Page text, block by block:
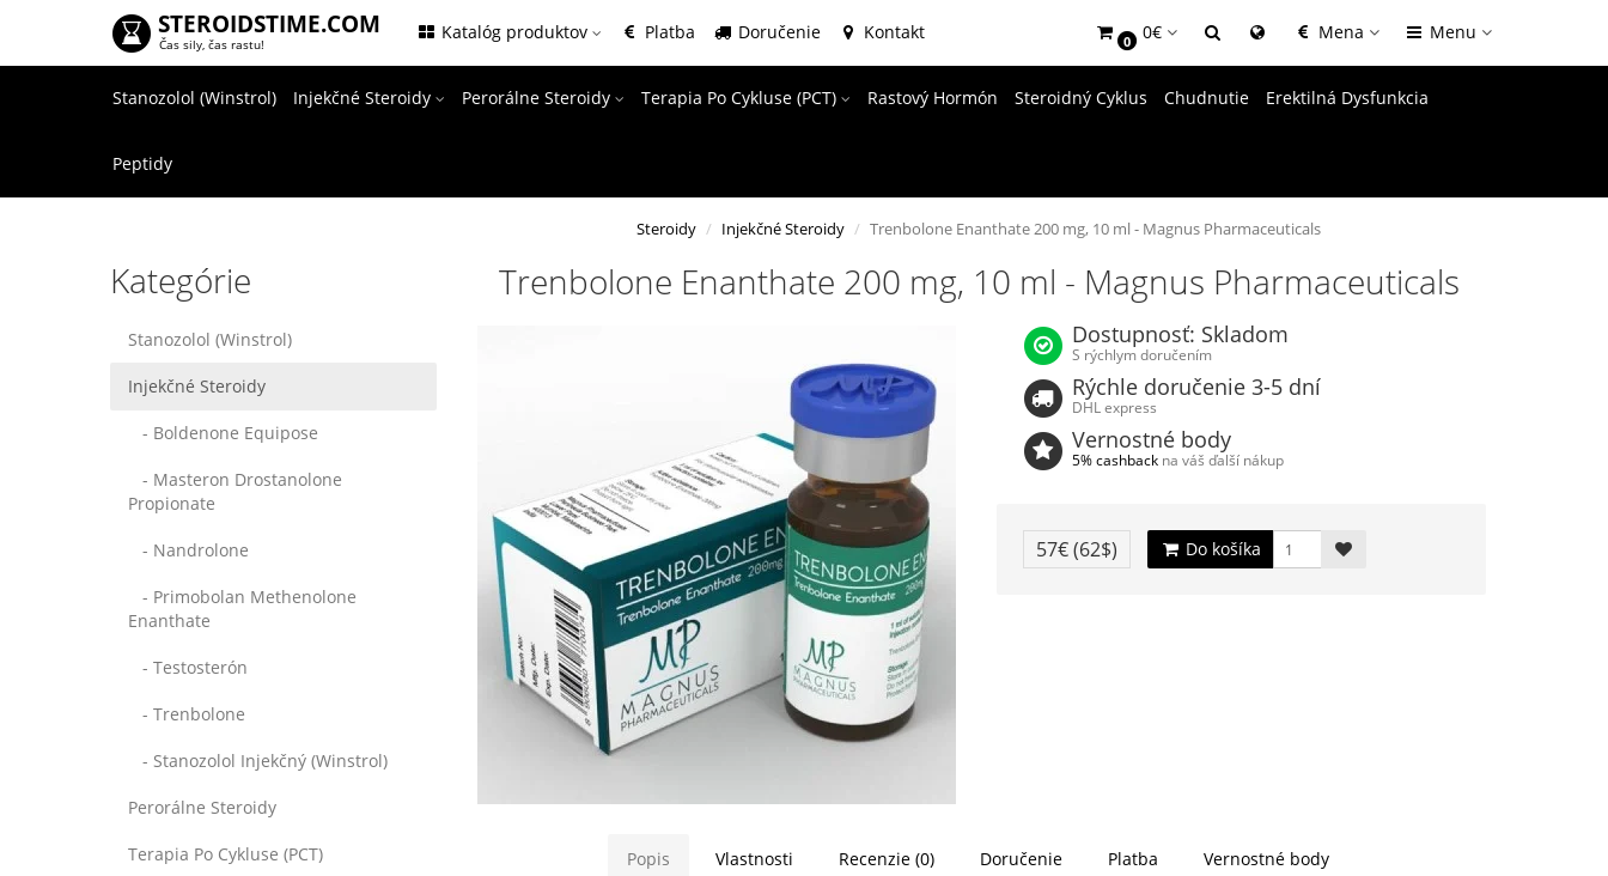
STEROIDSTIME.COM
Čas sily, čas rastu!
Katalóg produktov Platba Doručenie Kontakt 0 0€ Mena Menu
Stanozolol (Winstrol) Injekčné Steroidy Perorálne Steroidy Terapia Po Cykluse (PCT) Rastový Hormón Steroidný Cyklus Chudnutie Erektilná Dysfunkcia
Peptidy
Kategórie
Stanozolol (Winstrol)
Injekčné Steroidy
- Boldenone Equipose
- Masteron Drostanolone
Propionate
- Nandrolone
- Primobolan Methenolone
Enanthate
- Testosterón
- Trenbolone
- Stanozolol Injekčný (Winstrol)
Perorálne Steroidy
Terapia Po Cykluse (PCT)
Steroidy Injekčné Steroidy Trenbolone Enanthate 200 mg, 10 ml - Magnus Pharmaceuticals
Trenbolone Enanthate 200 mg, 10 ml - Magnus Pharmaceuticals
Dostupnosť: Skladom
S rýchlym doručením
Rýchle doručenie 3-5 dní
DHL express
Vernostné body
5% cashbackna váš ďalší nákup
57€(62$) Do košíka
Popis Vlastnosti Recenzie (0) Doručenie Platba Vernostné body